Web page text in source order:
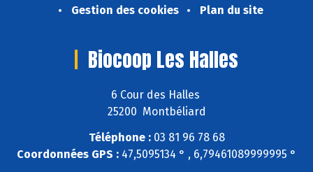
Gestion des cookies
Plan du site
Biocoop Les Halles
6 Cour des Halles
25200 Montbéliard
Téléphone :03 81 96 78 68
Coordonnées GPS : 47,5095134 ° , 6,79461089999995 °